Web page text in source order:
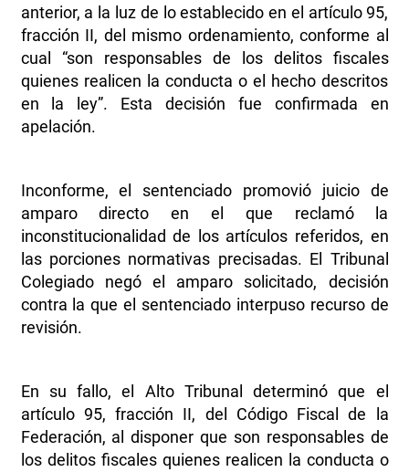
anterior, a la luz de lo establecido en el artículo 95,
fracción II, del mismo ordenamiento, conforme al
cual “son responsables de los delitos fiscales
quienes realicen la conducta o el hecho descritos
en la ley”. Esta decisión fue confirmada en
apelación.
Inconforme, el sentenciado promovió juicio de
amparo directo en el que reclamó la
inconstitucionalidad de los artículos referidos, en
las porciones normativas precisadas. El Tribunal
Colegiado negó el amparo solicitado, decisión
contra la que el sentenciado interpuso recurso de
revisión.
En su fallo, el Alto Tribunal determinó que el
artículo 95, fracción II, del Código Fiscal de la
Federación, al disponer que son responsables de
los delitos fiscales quienes realicen la conducta o